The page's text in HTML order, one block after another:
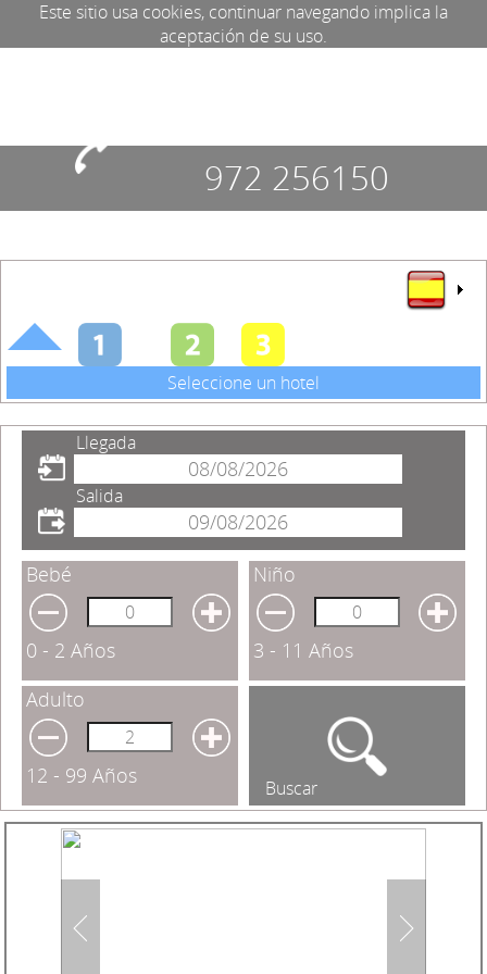
Este sitio usa cookies, continuar navegando implica la
aceptación de su uso.
972 256150
Seleccione un hotel
Llegada
Salida
Bebé
0 - 2 Años
Niño
3 - 11 Años
Adulto
12 - 99 Años Buscar